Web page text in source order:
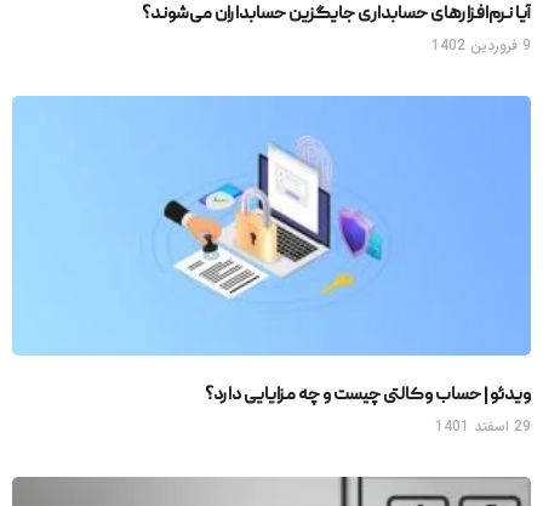
آیا نرم‌افزارهای حسابداری جایگزین حسابداران می‌شوند؟
9 فروردین 1402
ویدئو | حساب وکالتی چیست و چه مزایایی دارد؟
29 اسفند 1401